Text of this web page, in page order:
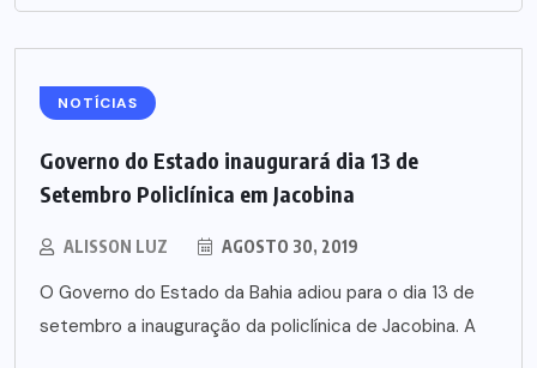
NOTÍCIAS
Governo do Estado inaugurará dia 13 de
Setembro Policlínica em Jacobina
ALISSON LUZ AGOSTO 30, 2019
O Governo do Estado da Bahia adiou para o dia 13 de
setembro a inauguração da policlínica de Jacobina. A